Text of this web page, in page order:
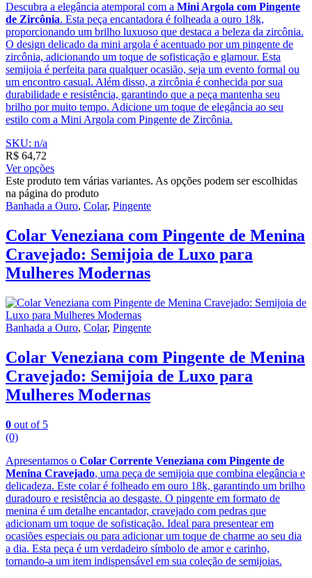
Descubra a elegância atemporal com a Mini Argola com Pingente
de Zircônia. Esta peça encantadora é folheada a ouro 18k,
proporcionando um brilho luxuoso que destaca a beleza da zircônia.
O design delicado da mini argola é acentuado por um pingente de
zircônia, adicionando um toque de sofisticação e glamour. Esta
semijoia é perfeita para qualquer ocasião, seja um evento formal ou
um encontro casual. Além disso, a zircônia é conhecida por sua
durabilidade e resistência, garantindo que a peça mantenha seu
brilho por muito tempo. Adicione um toque de elegância ao seu
estilo com a Mini Argola com Pingente de Zircônia.
SKU: n/a
R$ 64,72
Ver opções
Este produto tem várias variantes. As opções podem ser escolhidas
na página do produto
Banhada a Ouro, Colar, Pingente
Colar Veneziana com Pingente de Menina
Cravejado: Semijoia de Luxo para
Mulheres Modernas
Banhada a Ouro, Colar, Pingente
Colar Veneziana com Pingente de Menina
Cravejado: Semijoia de Luxo para
Mulheres Modernas
0 out of 5
(0)
Apresentamos o Colar Corrente Veneziana com Pingente de
Menina Cravejado, uma peça de semijoia que combina elegância e
delicadeza. Este colar é folheado em ouro 18k, garantindo um brilho
duradouro e resistência ao desgaste. O pingente em formato de
menina é um detalhe encantador, cravejado com pedras que
adicionam um toque de sofisticação. Ideal para presentear em
ocasiões especiais ou para adicionar um toque de charme ao seu dia
a dia. Esta peça é um verdadeiro símbolo de amor e carinho,
tornando-a um item indispensável em sua coleção de semijoias.